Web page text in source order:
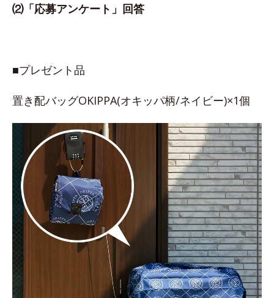
⑵「応募アンケート」回答
■プレゼント品
置き配バッグOKIPPA(オキッパ柄/ネイビー)×1個